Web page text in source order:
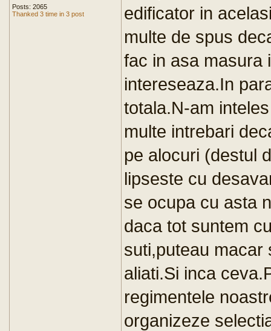
Posts: 2065
Thanked 3 time in 3 post
edificator in
multe de spus
fac in asa masura
intereseaza.In
totala.N-am
multe intrebari
pe alocuri (destul
lipseste cu
se ocupa cu asta
daca tot suntem
suti,puteau macar
aliati.Si inca
regimentele
organizeze